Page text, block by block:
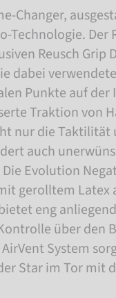
Changer,
Technologie. Der
Reusch Grip
dabei
Punkte auf der
Traktion von
nur die
auch
Evolution
gerolltem Latex
eng
über den
System
Star im Tor mit